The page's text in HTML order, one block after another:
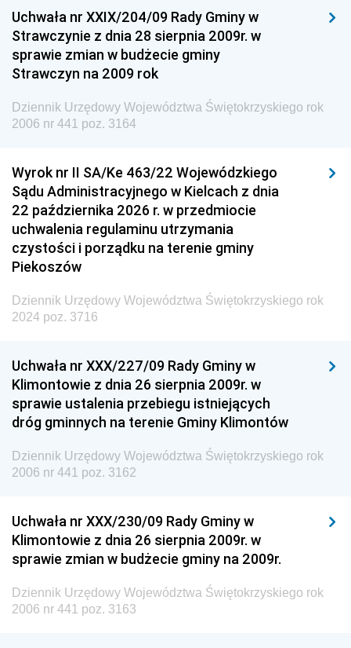
Dziennik Urzędowy Ministra Przemysłu
Dziennik Urzędowy Ministra Finansów i Gospodarki
Dziennik Urzędowy Ministra do Spraw Unii
Dziennik Urzędowy Agencji Wywiadu
Uchwała nr XXIX/204/09 Rady Gminy w
Strawczynie z dnia 28 sierpnia 2009r. w
sprawie zmian w budżecie gminy
Strawczyn na 2009 rok
Dziennik Urzędowy Województwa Świętokrzyskiego rok
2006 nr 441 poz. 3164
Wyrok nr II SA/Ke 463/22 Wojewódzkiego
Sądu Administracyjnego w Kielcach z dnia
22 października 2026 r. w przedmiocie
uchwalenia regulaminu utrzymania
czystości i porządku na terenie gminy
Piekoszów
Dziennik Urzędowy Województwa Świętokrzyskiego rok
2024 poz. 3716
Uchwała nr XXX/227/09 Rady Gminy w
Klimontowie z dnia 26 sierpnia 2009r. w
sprawie ustalenia przebiegu istniejących
dróg gminnych na terenie Gminy Klimontów
Dziennik Urzędowy Województwa Świętokrzyskiego rok
2006 nr 441 poz. 3162
Uchwała nr XXX/230/09 Rady Gminy w
Klimontowie z dnia 26 sierpnia 2009r. w
sprawie zmian w budżecie gminy na 2009r.
Dziennik Urzędowy Województwa Świętokrzyskiego rok
2006 nr 441 poz. 3163